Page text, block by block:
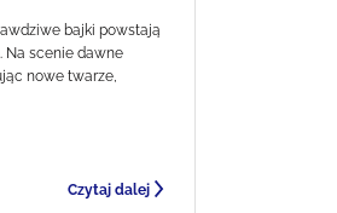
bajki powstają
Na scenie dawne
nowe twarze,
Czytaj dalej